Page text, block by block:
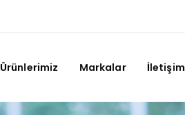
Ürünlerimiz Markalar İletişim